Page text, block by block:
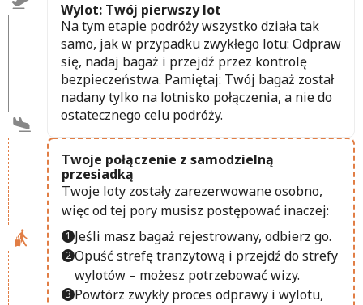
Wylot: Twój pierwszy lot
Na tym etapie podróży wszystko działa tak
samo, jak w przypadku zwykłego lotu: Odpraw
się, nadaj bagaż i przejdź przez kontrolę
bezpieczeństwa. Pamiętaj: Twój bagaż został
nadany tylko na lotnisko połączenia, a nie do
ostatecznego celu podróży.
Twoje połączenie z samodzielną
przesiadką
Twoje loty zostały zarezerwowane osobno,
więc od tej pory musisz postępować inaczej:
Jeśli masz bagaż rejestrowany, odbierz go.
Opuść strefę tranzytową i przejdź do strefy
wylotów – możesz potrzebować wizy.
Powtórz zwykły proces odprawy i wylotu,